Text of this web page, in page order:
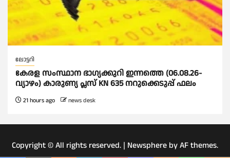
ലോട്ടറി
കേരള സംസ്ഥാന ഭാഗ്യക്കുറി ഇന്നത്തെ (06.08.26-
വ്യാഴം) കാരുണ്യ പ്ലസ് KN 635 നറുക്കെടുപ്പ് ഫലം
21 hours ago news desk
Copyright © All rights reserved. | Newsphere by AF themes.